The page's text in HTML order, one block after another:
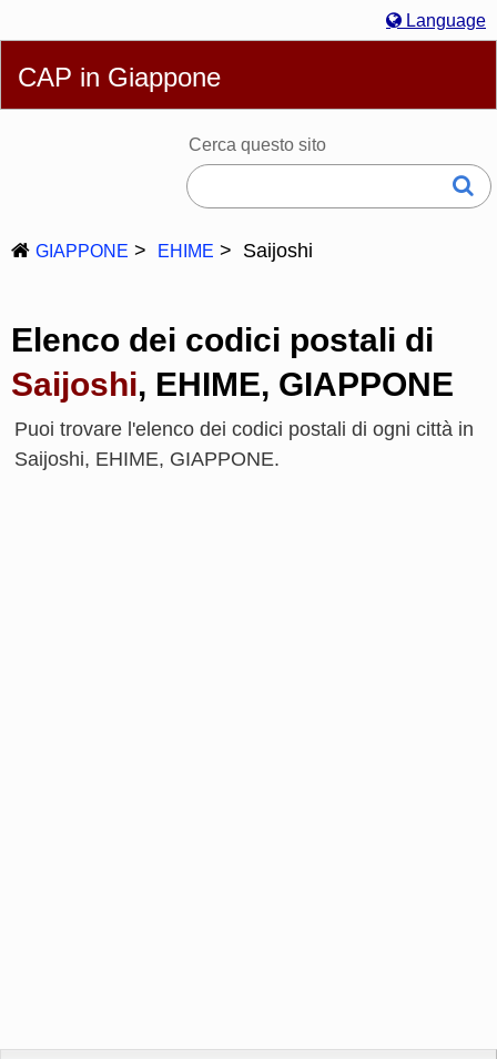
Language
Deutsch
Français Bahasa Melayu
日本語
CAP in Giappone
Cerca questo sito
GIAPPONE EHIME Saijoshi
Elenco dei codici postali di
Saijoshi, EHIME, GIAPPONE
Puoi trovare l'elenco dei codici postali di ogni città in
Saijoshi, EHIME, GIAPPONE.